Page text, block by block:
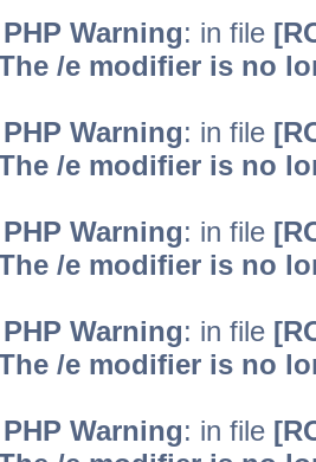
Warning: in file
/e modifier is no
Warning: in file
/e modifier is no
Warning: in file
/e modifier is no
Warning: in file
/e modifier is no
Warning: in file